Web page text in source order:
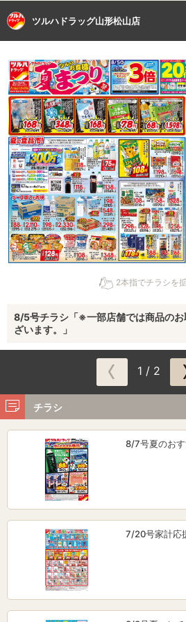
ツルハドラッグ山形松山店
2本指でチラシを
8/5号チラシ「※一部店舗では商品の
ざいます。」
1 / 2
チラシ
8/7号夏のお
7/20号家計応